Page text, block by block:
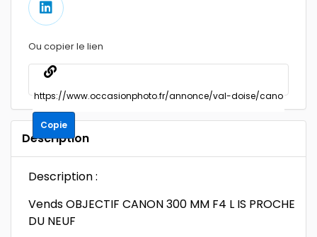
Ou copier le lien
Copie
Description
Description :
Vends OBJECTIF CANON 300 MM F4 L IS PROCHE
DU NEUF